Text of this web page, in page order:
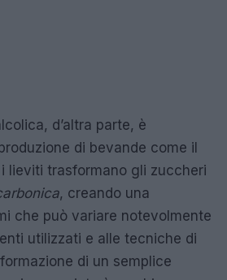
d’altra parte, è
di bevande come il
lieviti trasformano gli zuccheri
, creando una
che può variare notevolmente
utilizzati e alle tecniche di
di un semplice